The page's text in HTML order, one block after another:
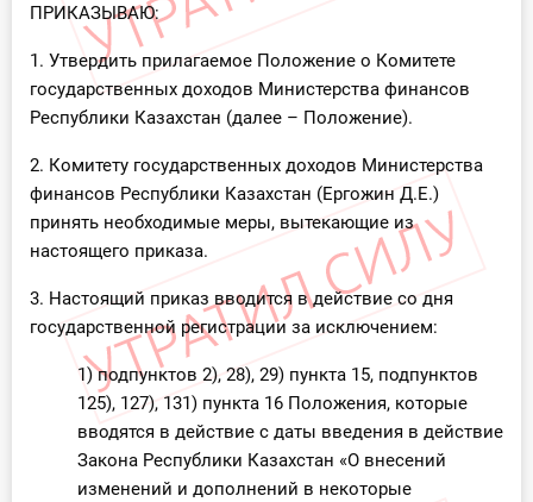
Кадры. Труд. Зарплата.
Учет по отраслям
Интернет-магазин
О Системе
Обучение
Тарифы
Тестирование для
бухгалтера
ПРИКАЗЫВАЮ:
1. Утвердить прилагаемое Положение о Комитете
государственных доходов Министерства финансов
Республики Казахстан (далее – Положение).
2. Комитету государственных доходов Министерства
финансов Республики Казахстан (Ергожин Д.Е.)
принять необходимые меры, вытекающие из
настоящего приказа.
3. Настоящий приказ вводится в действие со дня
государственной регистрации за исключением:
1) подпунктов 2), 28), 29) пункта 15, подпунктов
125), 127), 131) пункта 16 Положения, которые
вводятся в действие с даты введения в действие
Закона Республики Казахстан «О внесений
изменений и дополнений в некоторые